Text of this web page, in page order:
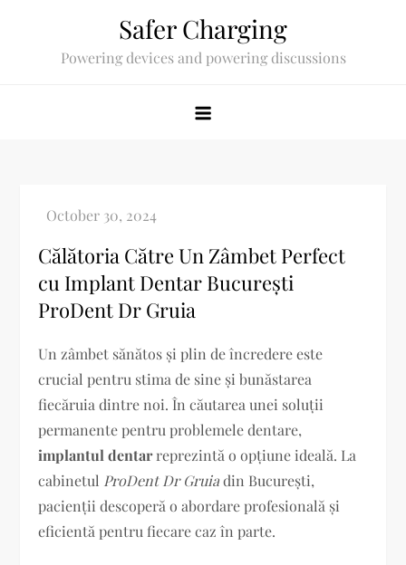
Safer Charging
Powering devices and powering discussions
Călătoria Către Un Zâmbet Perfect
cu Implant Dentar București
ProDent Dr Gruia
Un zâmbet sănătos și plin de încredere este
crucial pentru stima de sine și bunăstarea
fiecăruia dintre noi. În căutarea unei soluții
permanente pentru problemele dentare,
implantul dentarreprezintă o opțiune ideală. La
cabinetul ProDent Dr Gruiadin București,
pacienții descoperă o abordare profesională și
eficientă pentru fiecare caz în parte.